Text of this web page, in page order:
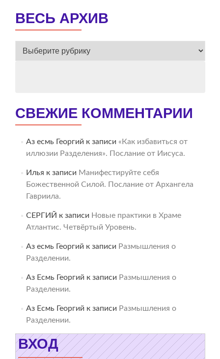
ВЕСЬ АРХИВ
ВЕСЬ
СВЕЖИЕ КОММЕНТАРИИ
Аз есмь Георгий к записи «Как избавиться от
иллюзии Разделения». Послание от Иисуса.
Илья к записи Манифестируйте себя
Божественной Силой. Послание от Архангела
Гавриила.
СЕРГИЙ к записи Новые практики в Храме
Атлантис. Четвёртый Уровень.
Аз есмь Георгий к записи Размышления о
Разделении.
Аз Есмь Георгий к записи Размышления о
Разделении.
Аз Есмь Георгий к записи Размышления о
Разделении.
ВХОД